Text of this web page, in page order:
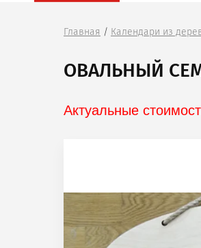
Главная / Календари из
ОВАЛЬНЫЙ
Актуальные